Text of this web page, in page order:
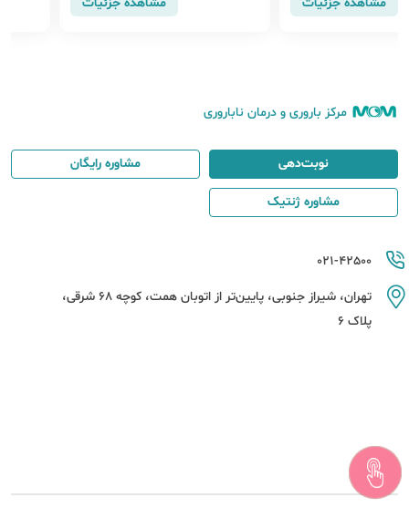
لا به عفونت مثانه در دوران بارداری ک
مرکز باروری و درمان ناباروری
021-42500
تهران، شیراز جنوبی، پایین‌تر از اتوبان همت، کوچه 68 شرقی،
پلاک 6
نوبت‌دهی مشاوره رایگان
مشاوره ژنتیک